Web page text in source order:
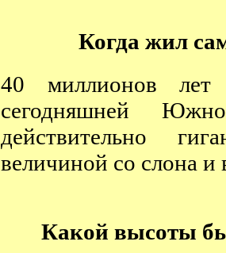
Когда жил
40 миллионов лет
сегодняшней
действительно
величиной со слона и
Какой высоты